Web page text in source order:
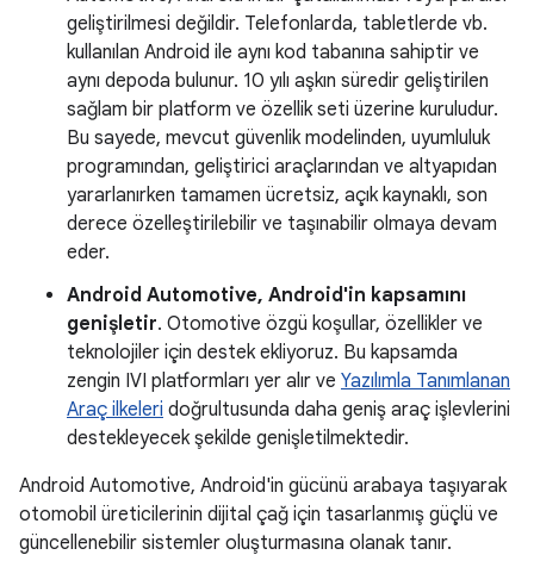
geliştirilmesi değildir. Telefonlarda, tabletlerde vb.
kullanılan Android ile aynı kod tabanına sahiptir ve
aynı depoda bulunur. 10 yılı aşkın süredir geliştirilen
sağlam bir platform ve özellik seti üzerine kuruludur.
Bu sayede, mevcut güvenlik modelinden, uyumluluk
programından, geliştirici araçlarından ve altyapıdan
yararlanırken tamamen ücretsiz, açık kaynaklı, son
derece özelleştirilebilir ve taşınabilir olmaya devam
eder.
Android Automotive, Android'in kapsamını
genişletir. Otomotive özgü koşullar, özellikler ve
teknolojiler için destek ekliyoruz. Bu kapsamda
zengin IVI platformları yer alır ve Yazılımla Tanımlanan
Araç ilkeleri doğrultusunda daha geniş araç işlevlerini
destekleyecek şekilde genişletilmektedir.
Android Automotive, Android'in gücünü arabaya taşıyarak
otomobil üreticilerinin dijital çağ için tasarlanmış güçlü ve
güncellenebilir sistemler oluşturmasına olanak tanır.